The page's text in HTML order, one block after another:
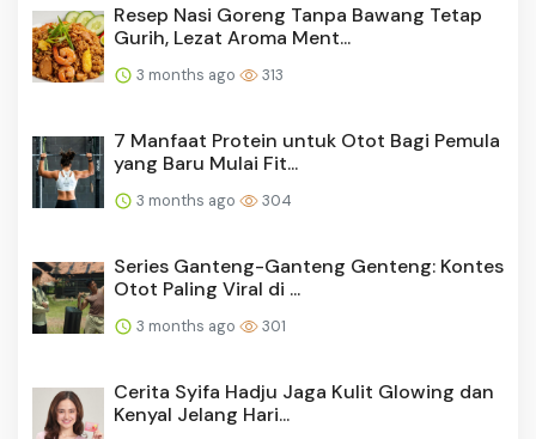
Resep Nasi Goreng Tanpa Bawang Tetap
Gurih, Lezat Aroma Ment...
3 months ago 313
7 Manfaat Protein untuk Otot Bagi Pemula
yang Baru Mulai Fit...
3 months ago 304
Series Ganteng-Ganteng Genteng: Kontes
Otot Paling Viral di ...
3 months ago 301
Cerita Syifa Hadju Jaga Kulit Glowing dan
Kenyal Jelang Hari...